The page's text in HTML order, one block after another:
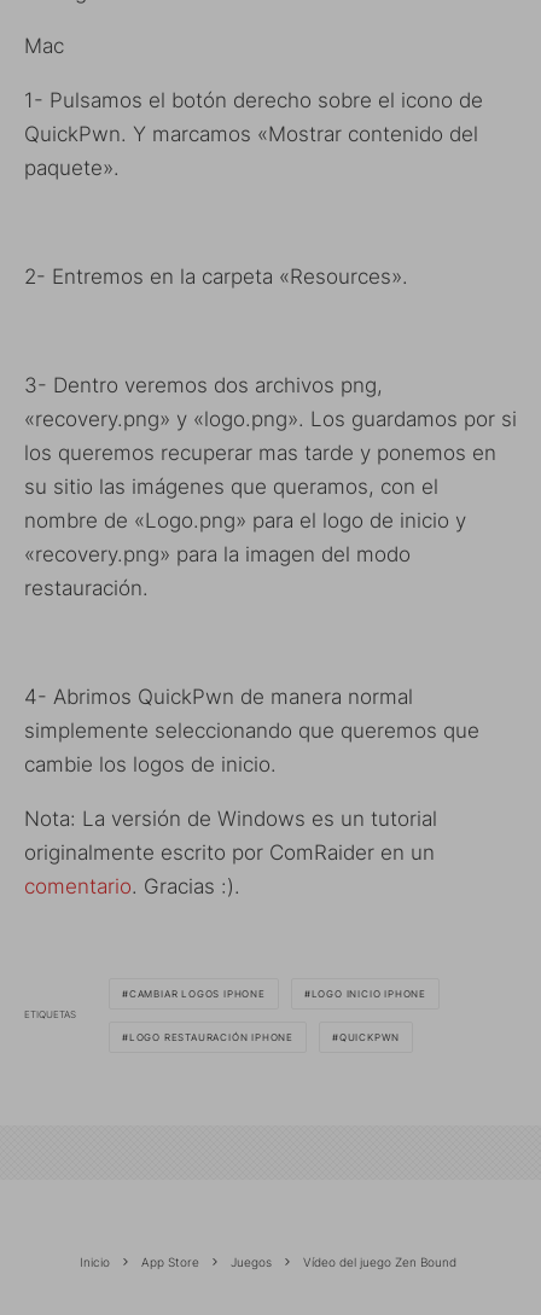
Mac
1- Pulsamos el botón derecho sobre el icono de
QuickPwn. Y marcamos «Mostrar contenido del
paquete».
2- Entremos en la carpeta «Resources».
3- Dentro veremos dos archivos png,
«recovery.png» y «logo.png». Los guardamos por si
los queremos recuperar mas tarde y ponemos en
su sitio las imágenes que queramos, con el
nombre de «Logo.png» para el logo de inicio y
«recovery.png» para la imagen del modo
restauración.
4- Abrimos QuickPwn de manera normal
simplemente seleccionando que queremos que
cambie los logos de inicio.
Nota: La versión de Windows es un tutorial
originalmente escrito por ComRaider en un
comentario. Gracias :).
ETIQUETAS
CAMBIAR LOGOS IPHONE LOGO INICIO IPHONE
LOGO RESTAURACIÓN IPHONE QUICKPWN
Inicio App Store Juegos Vídeo del juego Zen Bound